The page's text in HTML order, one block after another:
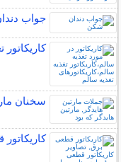
جواب
کاریکاتور
سخنان